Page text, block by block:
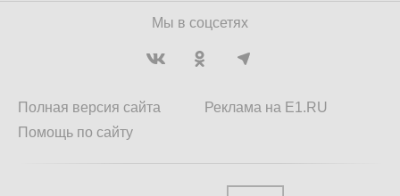
Мы в соцсетях
Полная версия сайта
Помощь по сайту
Реклама на E1.RU